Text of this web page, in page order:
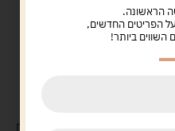
הראשונה.
על הפריטים החדשים,
השווים ביותר!